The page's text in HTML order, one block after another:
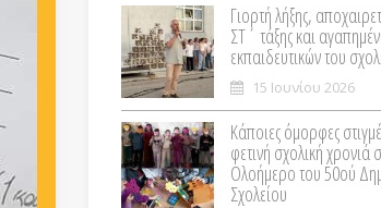
Γιορτή λήξης,
ΣΤ΄ τάξης και
εκπαιδευτικών του
15 Ιουνίου 2026
Κάποιες όμορφες
φετινή σχολική χρονιά
Ολοήμερο του 50ού
Σχολείου